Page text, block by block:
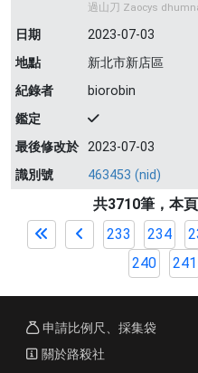
過山刀 Zaocys
日期
2023-07-03
地點
新北市新店區
紀錄者
biorobin
鑑定
最後修改於 2023-07-03
識別號
463453 (nid)
共3710筆，本
233
234
240
241
申請比例尺、採集袋
關於路殺社